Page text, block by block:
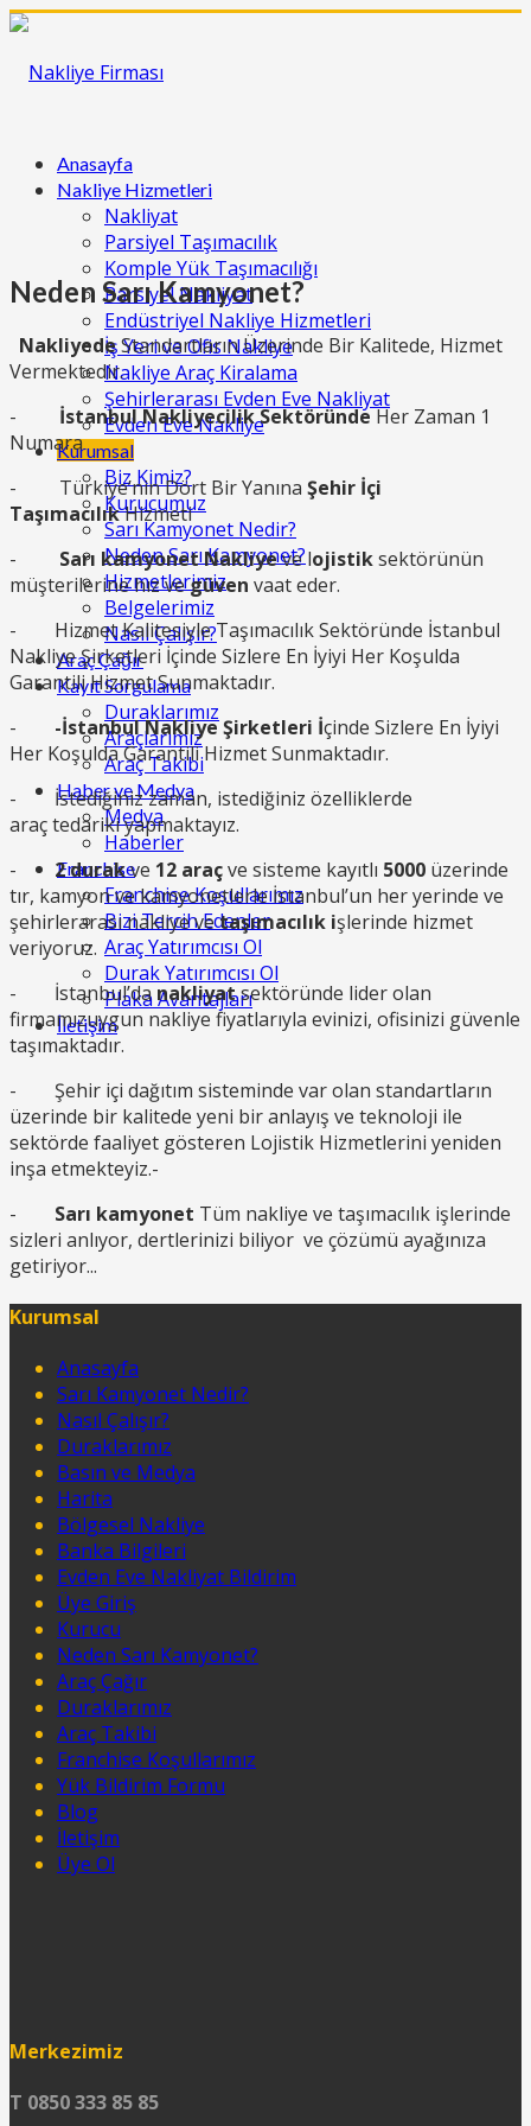
Anasayfa
Nakliye Hizmetleri
Nakliyat
Parsiyel Taşımacılık
Komple Yük Taşımacılığı
Parsiyel Nakliyat
Endüstriyel Nakliye Hizmetleri
İş Yeri ve Ofis Nakliye
Nakliye Araç Kiralama
Şehirlerarası Evden Eve Nakliyat
Evden Eve Nakliye
Kurumsal
Biz Kimiz?
Kurucumuz
Sarı Kamyonet Nedir?
Neden Sarı Kamyonet?
Hizmetlerimiz
Belgelerimiz
Nasıl Çalışır?
Araç Çağır
Kayıt Sorgulama
Duraklarımız
Araçlarımız
Araç Takibi
Haber ve Medya
Medya
Haberler
Franchise
Franchise Koşullarımız
Bizi Tercih Edenler
Araç Yatırımcısı Ol
Durak Yatırımcısı Ol
Plaka Avantajları
İletişim
Neden Sarı Kamyonet?
NakliyedeStandartların Üzerinde Bir Kalitede, Hizmet
Vermektedir.
-
İstanbul Nakliyecilik SektöründeHer Zaman 1
Numara
- Türkiye’nin Dört Bir Yanına Şehir İçi
TaşımacılıkHizmeti
-
Sarı kamyonet Nakliyeve lojistiksektörünün
müşterilerine hız vegüven vaat eder.
- Hizmet Kalitesiyle Taşımacılık Sektöründe İstanbul
Nakliye Şirketleri İçinde Sizlere En İyiyi Her Koşulda
Garantili Hizmet Sunmaktadır.
- -İstanbul Nakliye Şirketleri İçinde Sizlere En İyiyi
Her Koşulda Garantili Hizmet Sunmaktadır.
- İstediğiniz zaman, istediğiniz özelliklerde
araç tedariki yapmaktayız.
- 2 durakve 12 araçve sisteme kayıtlı 5000 üzerinde
tır, kamyon ve kamyonetlerle İstanbul’un her yerinde ve
şehirlerarası nakliye vetaşımacılık işlerinde hizmet
veriyoruz.
- İstanbul’da nakliyatsektöründe lider olan
firmamızuygun nakliye fiyatlarıyla evinizi, ofisinizi güvenle
taşımaktadır.
- Şehir içi dağıtım sisteminde var olan standartların
üzerinde bir kalitede yeni bir anlayış ve teknoloji ile
sektörde faaliyet gösteren Lojistik Hizmetlerini yeniden
inşa etmekteyiz.-
- Sarı kamyonet Tüm nakliye ve taşımacılık işlerinde
sizleri anlıyor, dertlerinizi biliyor ve çözümü ayağınıza
getiriyor...
Kurumsal
Anasayfa
Sarı Kamyonet Nedir?
Nasıl Çalışır?
Duraklarımız
Basın ve Medya
Harita
Bölgesel Nakliye
Banka Bilgileri
Evden Eve Nakliyat Bildirim
Üye Giriş
Kurucu
Neden Sarı Kamyonet?
Araç Çağır
Duraklarımız
Araç Takibi
Franchise Koşullarımız
Yük Bildirim Formu
Blog
İletişim
Üye Ol
Merkezimiz
T 0850 333 85 85